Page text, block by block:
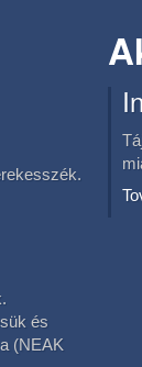
és
(NEAK